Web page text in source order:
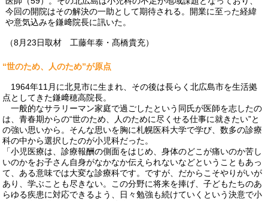
今回の開院はその解決の一助として期待される。開業に至った経緯
や意気込みを鎌﨑院長に訊いた。
（8月23日取材 工藤年泰・髙橋貴充）
“世のため、人のため”が原点
1964年11月に北見市に生まれ、その後は長らく北広島市を生活拠
点としてきた鎌﨑穂高院長。
一般的なサラリーマン家庭で過ごしたという同氏が医師を志したの
は、青春期からの“世のため、人のために尽くせる仕事に就きたい”と
の強い思いから。そんな思いを胸に札幌医科大学で学び、数多の診療
科の中から選択したのが小児科だった。
「小児医療は、診療報酬の側面をはじめ、身体のどこが痛いのか苦し
いのかをお子さん自身がなかなか伝えられないなどということもあっ
て、ある意味では大変な診療科です。ですが、だからこそやりがいが
あり、学ぶことも尽きない。この分野に将来を捧げ、子どもたちのあ
らゆる疾患に対応できるよう、日々勉強も続けていくという決意で小